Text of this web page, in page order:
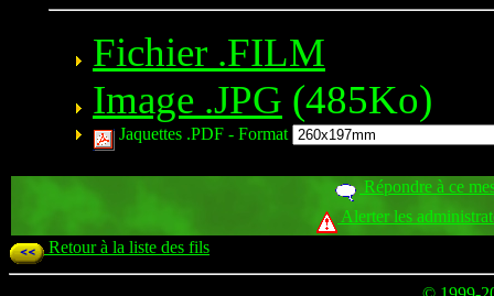
Fichier .FILM
Image .JPG (485Ko)
Jaquettes .PDF - Format
Répondre à ce
Alerter les
Retour à la liste des fils